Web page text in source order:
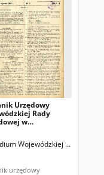
(Białystok). Red.
Urzędowy
Rady
w
Wojewódzkiej Rady
urzędowy